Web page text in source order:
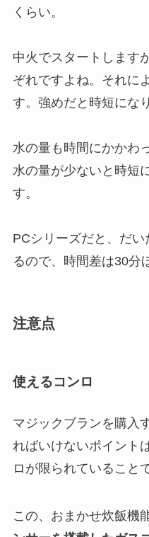
くらい。
中火でスタートします
ぞれですよね。それに
す。強めだと時短にな
水の量も時間にかかわ
水の量が少ないと時短
す。
PCシリーズだと、だ
るので、時間差は30分
注意点
使えるコンロ
マジックブランを購入
ればいけないポイント
ロが限られていること
この、おまかせ炊飯機